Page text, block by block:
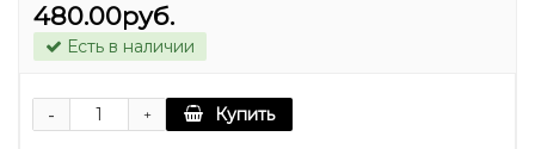
480.00руб.
Есть в наличии
+
- Купить